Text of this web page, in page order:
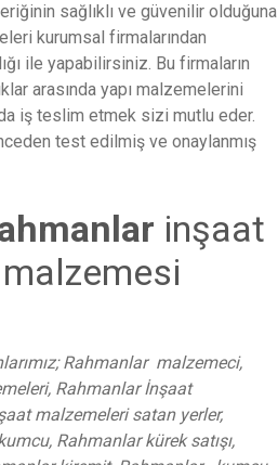
sağlıklı ve güvenilir olduğuna
kurumsal firmalarından
ile yapabilirsiniz. Bu firmaların
arasında yapı malzemelerini
iş teslim etmek sizi mutlu eder.
test edilmiş ve onaylanmış
inşaat
malzemesi
Rahmanlar malzemeci,
Rahmanlar İnşaat
malzemeleri satan yerler,
Rahmanlar kürek satışı,